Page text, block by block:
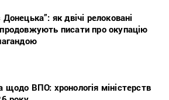
як двічі релоковані
писати про окупацію
щодо ВПО: хронологія міністерств